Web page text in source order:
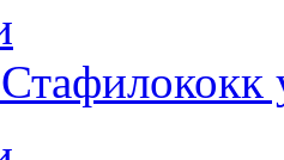
Стафилококк